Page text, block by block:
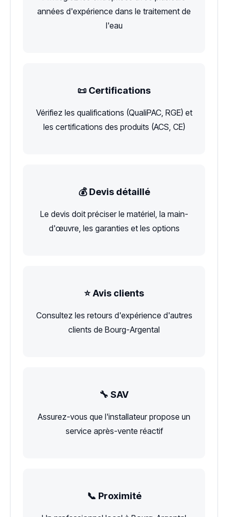
années d'expérience dans le traitement de
l'eau
📜 Certifications
Vérifiez les qualifications (QualiPAC, RGE) et
les certifications des produits (ACS, CE)
💰 Devis détaillé
Le devis doit préciser le matériel, la main-
d'œuvre, les garanties et les options
⭐ Avis clients
Consultez les retours d'expérience d'autres
clients de Bourg-Argental
🔧 SAV
Assurez-vous que l'installateur propose un
service après-vente réactif
📞 Proximité